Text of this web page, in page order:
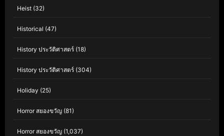
Heist (32)
Historical (47)
History ประวัติศาสตร์ (18)
History ประวัติศาสตร์ (304)
Holiday (25)
Horror สยองขวัญ (81)
Horror สยองขวัญ (1,037)